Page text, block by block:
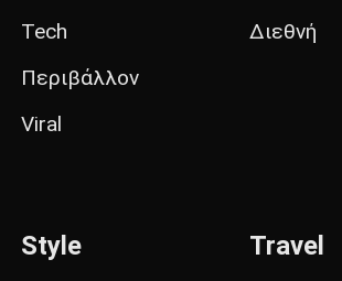
Tech
Περιβάλλον
Viral
Διεθνή
Style Travel